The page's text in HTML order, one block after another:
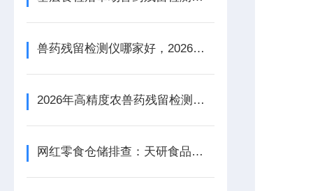
兽药残留检测仪哪家好，2026畜禽水产肉品违禁兽药检测设备厂家选购攻略
2026年高精度农兽药残留检测仪选购技巧，食堂基地第三方机构选型参考
网红零食仓储排查：天研食品安全检测仪甄别非法添加，整治电商三无零食